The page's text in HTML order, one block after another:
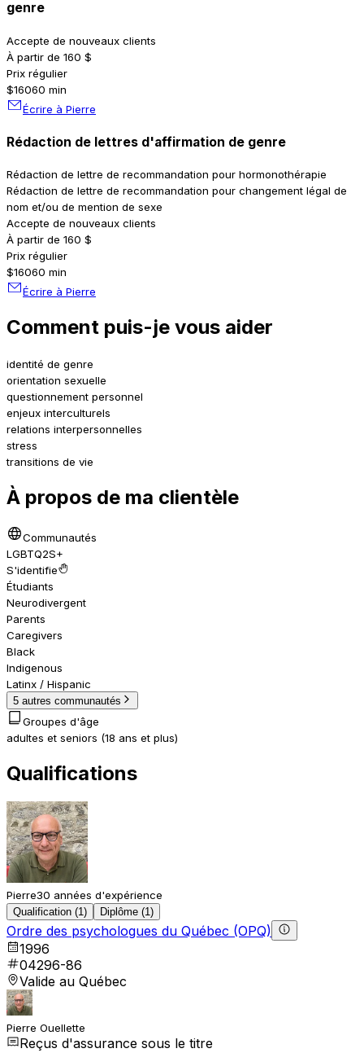
genre
Accepte de nouveaux clients
À partir de 160 $
Prix régulier
$16060 min
Écrire à Pierre
Rédaction de lettres d'affirmation de genre
Rédaction de lettre de recommandation pour hormonothérapie
Rédaction de lettre de recommandation pour changement légal de
nom et/ou de mention de sexe
Accepte de nouveaux clients
À partir de 160 $
Prix régulier
$16060 min
Écrire à Pierre
Comment puis-je vous aider
identité de genre
orientation sexuelle
questionnement personnel
enjeux interculturels
relations interpersonnelles
stress
transitions de vie
À propos de ma clientèle
Communautés
LGBTQ2S+
S'identifie
Étudiants
Neurodivergent
Parents
Caregivers
Black
Indigenous
Latinx / Hispanic
5 autres communautés
Groupes d'âge
adultes et seniors (18 ans et plus)
Qualifications
Pierre30 années d'expérience
Qualification (1) Diplôme (1)
Ordre des psychologues du Québec (OPQ)
1996
04296-86
Valide au Québec
Pierre Ouellette
Reçus d'assurance sous le titre